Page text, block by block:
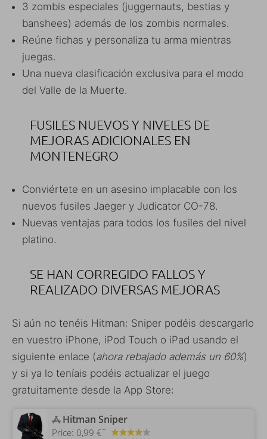
3 zombis especiales (juggernauts, bestias y
banshees) además de los zombis normales.
Reúne fichas y personaliza tu arma mientras
juegas.
Una nueva clasificación exclusiva para el modo
del Valle de la Muerte.
FUSILES NUEVOS Y NIVELES DE
MEJORAS ADICIONALES EN
MONTENEGRO
Conviértete en un asesino implacable con los
nuevos fusiles Jaeger y Judicator CO-78.
Nuevas ventajas para todos los fusiles del nivel
platino.
SE HAN CORREGIDO FALLOS Y
REALIZADO DIVERSAS MEJORAS
Si aún no tenéis Hitman: Sniper podéis descargarlo
en vuestro iPhone, iPod Touch o iPad usando el
siguiente enlace (ahora rebajado además un 60%)
y si ya lo teníais podéis actualizar el juego
gratuitamente desde la App Store:
‎Hitman Sniper
Price: 0,99 €+